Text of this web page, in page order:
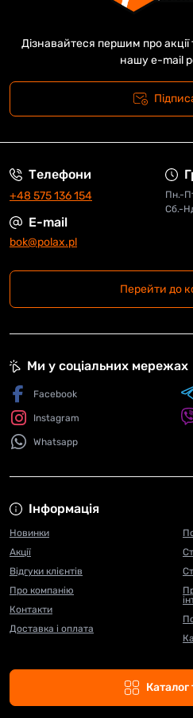
Дізнавайтеся першим про
нашу e-mail
Телефони
+48 575 136 154
Пн.-
Сб.-
E-mail
bok@polax.pl
Перейти до
Інформація
Новинки
Акції
Відгуки клієнтів
Про компанію
Контакти
Доставка і оплата
Каталог
Ми у соціальних мережах
Facebook
Instagram
Whatsapp